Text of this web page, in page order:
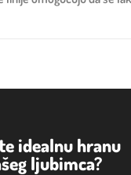
idealnu hranu
ljubimca?